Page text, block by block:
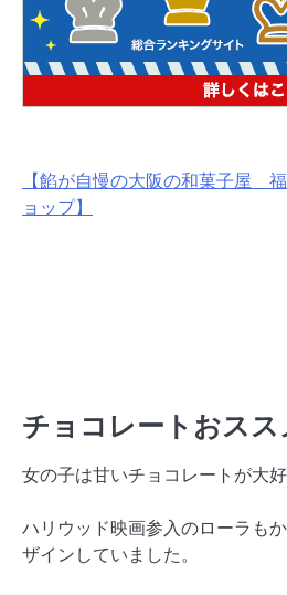
【餡が自慢の大阪の和菓子屋
ョップ】
チョコレートおスス
女の子は甘いチョコレートが大好
ハリウッド映画参入のローラも
ザインしていました。